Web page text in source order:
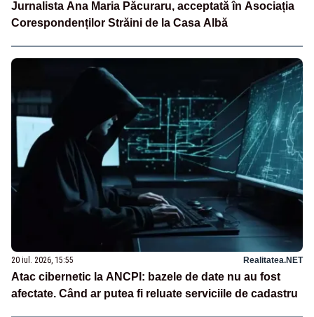
Jurnalista Ana Maria Păcuraru, acceptată în Asociația
Corespondenților Străini de la Casa Albă
20 iul. 2026, 15:55 Realitatea.NET
Atac cibernetic la ANCPI: bazele de date nu au fost
afectate. Când ar putea fi reluate serviciile de cadastru